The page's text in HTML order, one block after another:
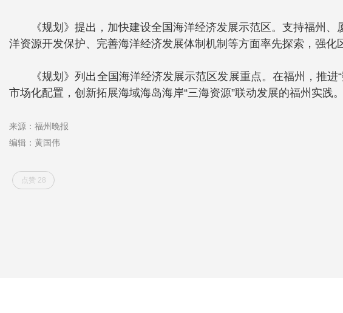
《规划》提出，加快建设全国海洋经济发展示范区。支持福州
洋资源开发保护、完善海洋经济发展体制机制等方面率先探索，强
《规划》列出全国海洋经济发展示范区发展重点。在福州，推
市场化配置，创新拓展海域海岛海岸“三海资源”联动发展的福州实
来源：福州晚报
编辑：黄国伟
点赞 28